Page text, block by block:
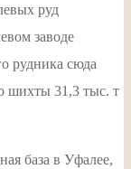
руд
заводе
рудника сюда
шихты 31,3 тыс. т
база в Уфалее,